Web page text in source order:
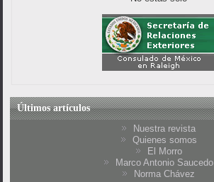
Últimos artículos
Nuestra revista
Quienes somos
El Morro
Marco Antonio Saucedo
Norma Chávez